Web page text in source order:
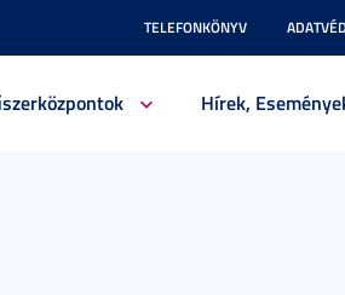
TELEFONKÖNYV
Hírek,